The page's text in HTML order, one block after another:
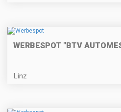
WERBESPOT "BTV
Linz